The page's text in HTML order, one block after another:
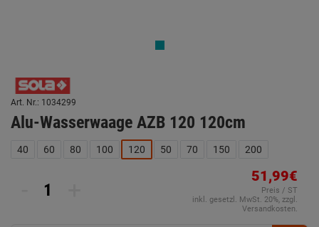
Art. Nr.: 1034299
Alu-Wasserwaage AZB 120 120cm
40 60 80 100 120 50 70 150 200
51,99€
Preis / ST
inkl. gesetzl. MwSt. 20%, zzgl.
Versandkosten.